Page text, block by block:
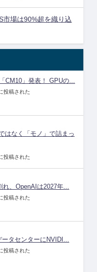
市場は90%超を織り込
CM10」発表！ GPUの...
投稿された
はなく「モノ」で詰まっ
投稿された
れ、OpenAIは2027年...
投稿された
ータセンターにNVIDI...
投稿された